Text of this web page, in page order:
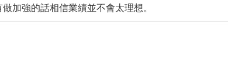
加強的話相信業績並不會太理想。